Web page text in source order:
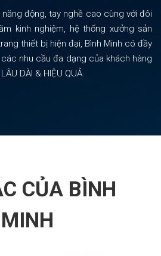
động, tay nghề cao cùng với đôi
kinh nghiệm, hệ thống xưởng sản
thiết bị hiện đại, Bình Minh có đầy
nhu cầu đa dạng của khách hàng
DÀI & HIỆU QUẢ.
CỦA BÌNH
MINH